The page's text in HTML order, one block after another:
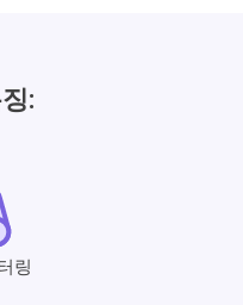
:
링